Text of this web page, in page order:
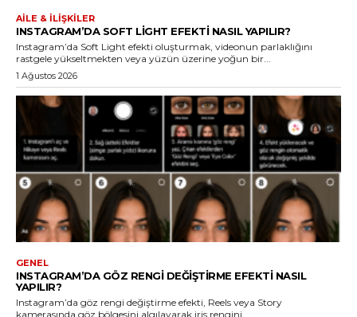
AILE & İLIŞKILER
INSTAGRAM’DA SOFT LIGHT EFEKTI NASIL YAPILIR?
Instagram’da Soft Light efekti oluşturmak, videonun parlaklığını
rastgele yükseltmekten veya yüzün üzerine yoğun bir...
1 Ağustos 2026
GENEL
INSTAGRAM’DA GÖZ RENGI DEĞIŞTIRME EFEKTI NASIL
YAPILIR?
Instagram’da göz rengi değiştirme efekti, Reels veya Story
kamerasında göz bölgesini algılayarak iris rengini...